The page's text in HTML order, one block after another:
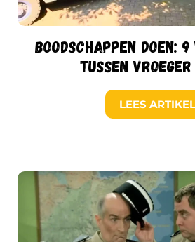
Boodschappen doen:
tussen vroeger
LEES ARTIKEL